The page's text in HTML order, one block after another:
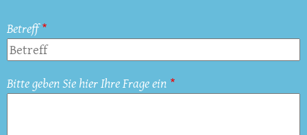
Betreff
Bitte geben Sie hier Ihre Frage ein